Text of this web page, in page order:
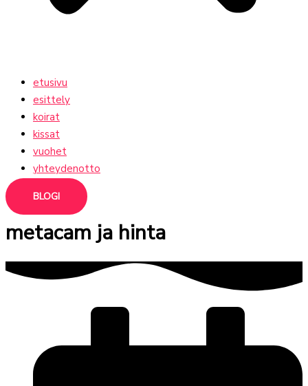
etusivu
esittely
koirat
kissat
vuohet
yhteydenotto
BLOGI
metacam ja hinta